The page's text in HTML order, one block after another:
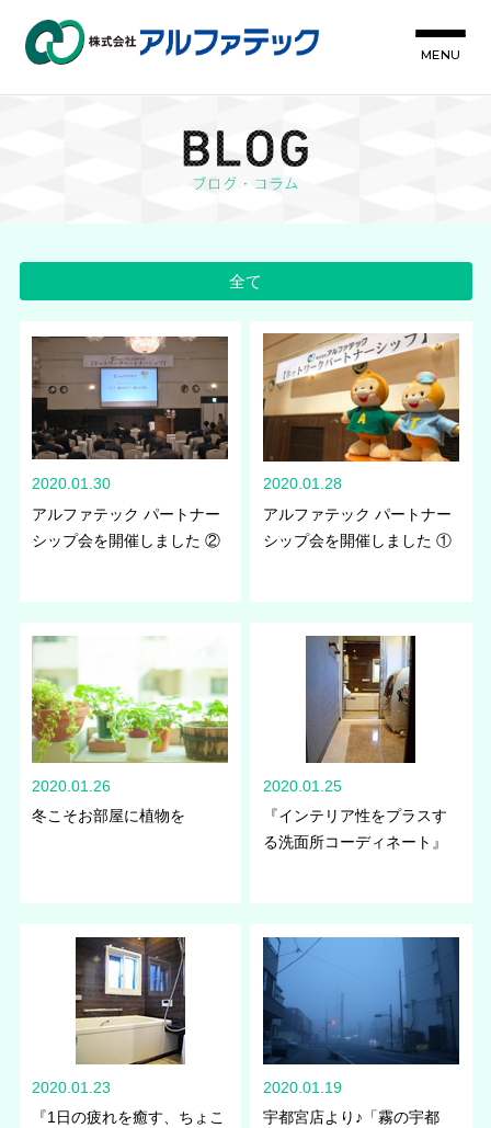
MENU
全て
2020.01.30
アルファテック パートナー
シップ会を開催しました ②
2020.01.28
アルファテック パートナー
シップ会を開催しました ①
2020.01.26
冬こそお部屋に植物を
2020.01.25
『インテリア性をプラスす
る洗面所コーディネート』
2020.01.23
『1日の疲れを癒す、ちょこ
2020.01.19
宇都宮店より♪「霧の宇都